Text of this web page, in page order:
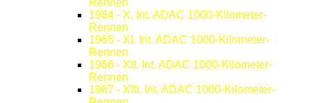
1964 - X. Int. ADAC 1000-Kilometer-
Rennen
1965 - XI. Int. ADAC 1000-Kilometer-
Rennen
1966 - XII. Int. ADAC 1000-Kilometer-
Rennen
1967 - XIII. Int. ADAC 1000-Kilometer-